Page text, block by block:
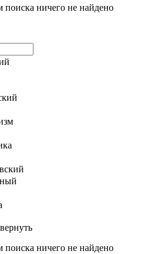
поиска ничего не найдено
поиска ничего не найдено